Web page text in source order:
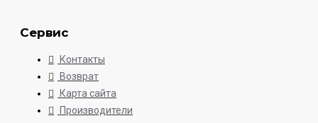
Сервис
Контакты
Возврат
Карта сайта
Производители